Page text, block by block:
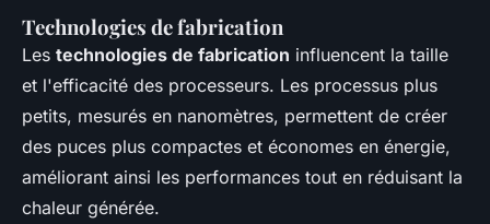
Technologies de fabrication
Les technologies de fabrication influencent la taille
et l'efficacité des processeurs. Les processus plus
petits, mesurés en nanomètres, permettent de créer
des puces plus compactes et économes en énergie,
améliorant ainsi les performances tout en réduisant la
chaleur générée.